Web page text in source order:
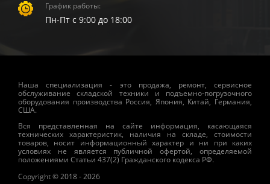
График работы:
Пн-Пт с 9:00 до 18:00
Наша специализация - это продажа, ремонт, сервисное
обслуживание складской техники и подъемно-погрузочного
оборудования производства Россия, Япония, Китай, Германия,
США.
Вся представленная на сайте информация, касающаяся
технических характеристик, наличия на складе, стоимости
товаров, носит информационный характер и ни при каких
условиях не является публичной офертой, определяемой
положениями Статьи 437(2) Гражданского кодекса РФ.
Copyright © 2018 - 2026